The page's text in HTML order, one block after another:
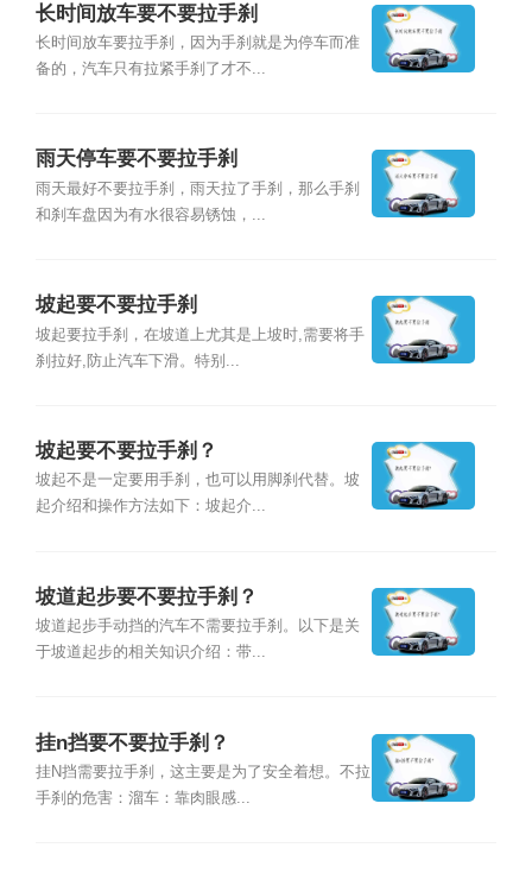
长时间放车要不要拉手刹
长时间放车要拉手刹，因为手刹就是为停车而准
备的，汽车只有拉紧手刹了才不...
雨天停车要不要拉手刹
雨天最好不要拉手刹，雨天拉了手刹，那么手刹
和刹车盘因为有水很容易锈蚀，...
坡起要不要拉手刹
坡起要拉手刹，在坡道上尤其是上坡时,需要将手
刹拉好,防止汽车下滑。特别...
坡起要不要拉手刹？
坡起不是一定要用手刹，也可以用脚刹代替。坡
起介绍和操作方法如下：坡起介...
坡道起步要不要拉手刹？
坡道起步手动挡的汽车不需要拉手刹。以下是关
于坡道起步的相关知识介绍：带...
挂n挡要不要拉手刹？
挂N挡需要拉手刹，这主要是为了安全着想。不拉
手刹的危害：溜车：靠肉眼感...